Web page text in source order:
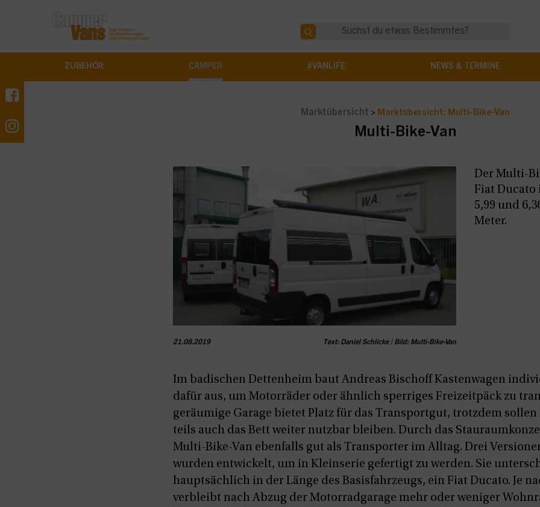
ZUBEHÖR CAMPER #VANLIFE NEWS & TERMINE
Marktübersicht > Marktübersicht: Multi-Bike-Van
Multi-Bike-Van
21.08.2019 Text: Daniel Schlicke | Bild: Multi-Bike-Van
Der Multi-
Fiat Ducato
5,99 und
Meter.
Im badischen Dettenheim baut Andreas Bischoff Kastenwagen
dafür aus, um Motorräder oder ähnlich sperriges Freizeitpäck zu
geräumige Garage bietet Platz für das Transportgut, trotzdem sollen
teils auch das Bett weiter nutzbar bleiben. Durch das
Multi-Bike-Van ebenfalls gut als Transporter im Alltag. Drei
wurden entwickelt, um in Kleinserie gefertigt zu werden. Sie
hauptsächlich in der Länge des Basisfahrzeugs, ein Fiat Ducato. Je
verbleibt nach Abzug der Motorradgarage mehr oder weniger